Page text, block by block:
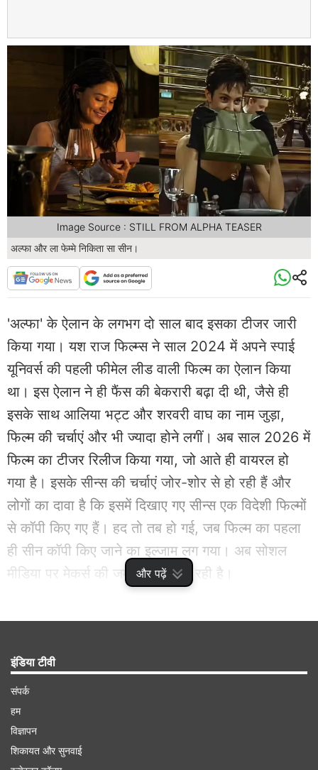
और पढ़ें
अल्फा और ला फेम्मे निकिता सा सीन।
Image Source : STILL FROM ALPHA TEASER
'अल्फा' के ऐलान के लगभग दो साल बाद इसका टीजर जारी
किया गया। यश राज फिल्म्स ने साल 2024 में अपने स्पाई
यूनिवर्स की पहली फीमेल लीड वाली फिल्म का ऐलान किया
था। इस ऐलान ने ही फैंस की बेकरारी बढ़ा दी थी, जैसे ही
इसके साथ आलिया भट्ट और शरवरी वाघ का नाम जुड़ा,
फिल्म की चर्चाएं और भी ज्यादा होने लगीं। अब साल 2026 में
फिल्म का टीजर रिलीज किया गया, जो आते ही वायरल हो
गया है। इसके सीन्स की चर्चाएं जोर-शोर से हो रही हैं और
लोगों का दावा है कि इसमें दिखाए गए सीन्स एक विदेशी फिल्मों
से कॉपी किए गए हैं। हद तो तब हो गई, जब फिल्म का पहला
ही सीन कॉपी किए जाने का इल्जाम लग गया। अब सोशल
मीडिया पर मेकर्स की जमकर थू-थू हो रही है।
इंडिया टीवी
संपर्क
हम
विज्ञापन
शिकायत और सुनवाई